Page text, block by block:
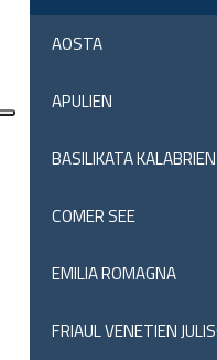
AOSTA
APULIEN
BASILIKATA KALABRIEN
COMER SEE
EMILIA ROMAGNA
FRIAUL VENETIEN